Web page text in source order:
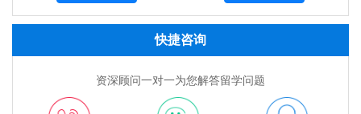
快捷咨询
资深顾问一对一为您解答留学问题